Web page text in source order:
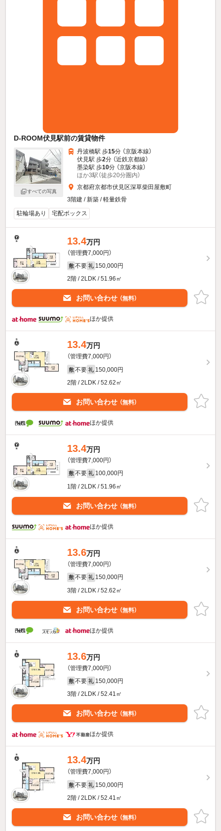
D-ROOM伏見駅前の賃貸物件
すべての写真
丹波橋駅 歩15分 （京阪本線）
伏見駅 歩2分 （近鉄京都線）
墨染駅 歩10分 （京阪本線）
ほか3駅（徒歩20分圏内）
京都府京都市伏見区深草柴田屋敷町
3階建 / 新築 / 軽量鉄骨
駐輪場あり
宅配ボックス
13.4万円
（管理費7,000円）
敷 不要 礼 150,000円
2階 / 2LDK / 51.96㎡
お問い合わせ （無料）
ほか提供
13.4万円
（管理費7,000円）
敷 不要 礼 150,000円
2階 / 2LDK / 52.62㎡
お問い合わせ （無料）
ほか提供
13.4万円
（管理費7,000円）
敷 不要 礼 100,000円
1階 / 2LDK / 51.96㎡
お問い合わせ （無料）
ほか提供
13.6万円
（管理費7,000円）
敷 不要 礼 150,000円
3階 / 2LDK / 52.62㎡
お問い合わせ （無料）
ほか提供
13.6万円
（管理費7,000円）
敷 不要 礼 150,000円
3階 / 2LDK / 52.41㎡
お問い合わせ （無料）
ほか提供
13.4万円
（管理費7,000円）
敷 不要 礼 150,000円
2階 / 2LDK / 52.41㎡
お問い合わせ （無料）